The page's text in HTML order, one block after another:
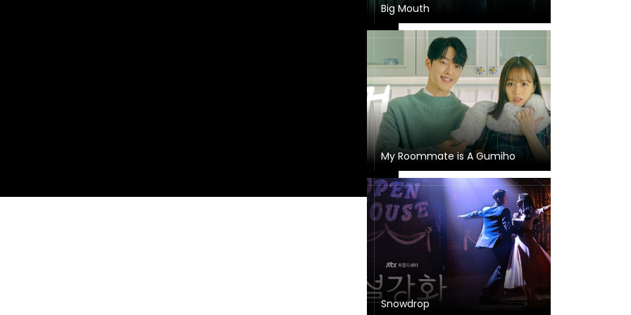
Big Mouth
My Roommate is A Gumiho
Snowdrop